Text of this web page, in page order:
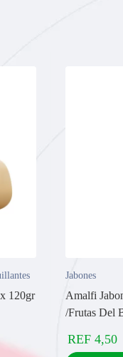
120gr
Jabones
Amalfi
/Frutas Del
REF 4,50